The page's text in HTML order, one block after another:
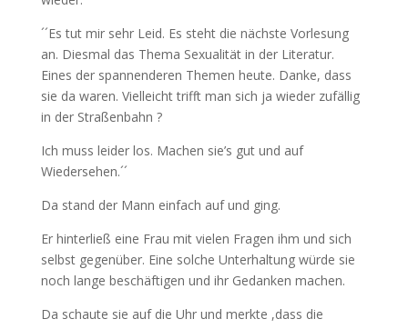
´´Es tut mir sehr Leid. Es steht die nächste Vorlesung
an. Diesmal das Thema Sexualität in der Literatur.
Eines der spannenderen Themen heute. Danke, dass
sie da waren. Vielleicht trifft man sich ja wieder zufällig
in der Straßenbahn ?
Ich muss leider los. Machen sie’s gut und auf
Wiedersehen.´´
Da stand der Mann einfach auf und ging.
Er hinterließ eine Frau mit vielen Fragen ihm und sich
selbst gegenüber. Eine solche Unterhaltung würde sie
noch lange beschäftigen und ihr Gedanken machen.
Da schaute sie auf die Uhr und merkte ,dass die